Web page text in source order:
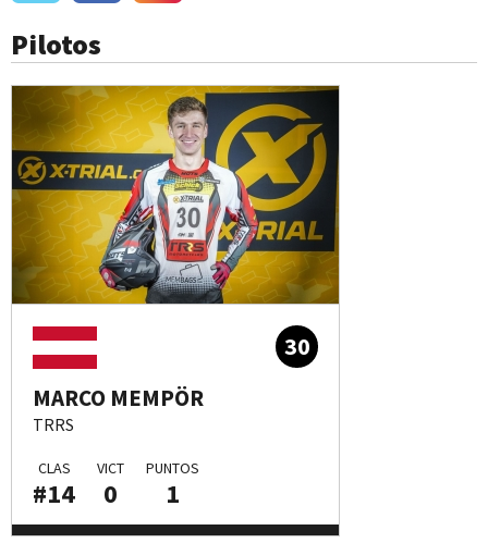
Pilotos
30
MARCO MEMPÖR
TRRS
CLAS
#14
VICT
0
PUNTOS
1